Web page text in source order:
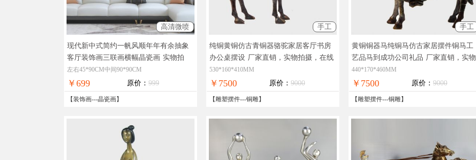
高清微喷
现代新中式简约一帆风顺年年有余抽象
客厅装饰画三联画横幅晶瓷画 实物拍
摄，现货图片，在线支付，全国免邮
左右45*90CM中间90*90CM
￥699 原价： 999
【装饰画---晶瓷画】
手工
纯铜黄铜仿古青铜器骆驼家居客厅书房
办公桌摆设 厂家直销，实物拍摄，在线
支付，全国免邮
530*160*410MM
￥7500 原价： 9000
【雕塑摆件---铜雕】
手工
黄铜铜器马纯铜马仿古家居摆件铜马工
艺品马到成功公司礼品 厂家直销，实物
拍摄，在线支付，全国免邮
440*170*460MM
￥7500 原价： 9000
【雕塑摆件---铜雕】